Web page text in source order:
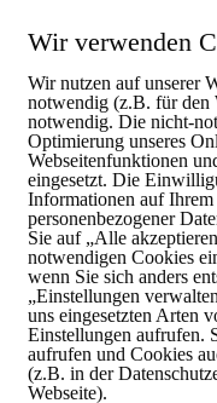
Wir verwenden
Wir nutzen auf unserer
notwendig (z.B. für den
notwendig. Die nicht-
Optimierung unseres
Webseitenfunktionen
eingesetzt. Die
Informationen auf Ihrem
personenbezogener
Sie auf „Alle
notwendigen Cookies
wenn Sie sich anders
„Einstellungen
uns eingesetzten Arten
Einstellungen aufrufen.
aufrufen und Cookies
(z.B. in der
Webseite).